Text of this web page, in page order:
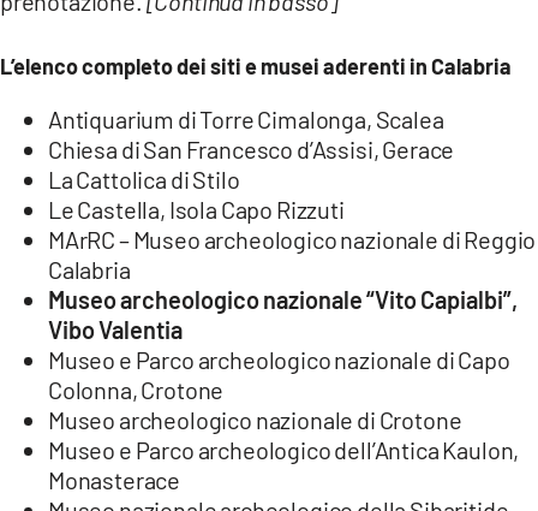
LACAPITALENEWS.IT
App
ANDROID
APPLE
L’elenco completo dei siti e musei aderenti in Calabria
Antiquarium di Torre Cimalonga, Scalea
Chiesa di San Francesco d’Assisi, Gerace
La Cattolica di Stilo
Le Castella, Isola Capo Rizzuti
MArRC – Museo archeologico nazionale di Reggio
Calabria
Museo archeologico nazionale “Vito Capialbi”,
Vibo Valentia
Museo e Parco archeologico nazionale di Capo
Colonna, Crotone
Museo archeologico nazionale di Crotone
Museo e Parco archeologico dell’Antica Kaulon,
Monasterace